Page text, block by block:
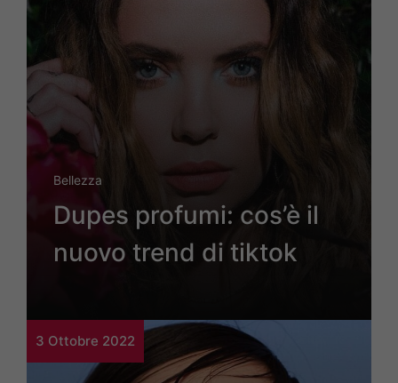
Bellezza
Dupes profumi: cos’è il
nuovo trend di tiktok
3 Ottobre 2022